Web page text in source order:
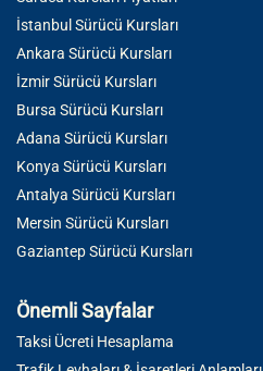
İstanbul Sürücü Kursları
Ankara Sürücü Kursları
İzmir Sürücü Kursları
Bursa Sürücü Kursları
Adana Sürücü Kursları
Konya Sürücü Kursları
Antalya Sürücü Kursları
Mersin Sürücü Kursları
Gaziantep Sürücü Kursları
Önemli Sayfalar
Taksi Ücreti Hesaplama